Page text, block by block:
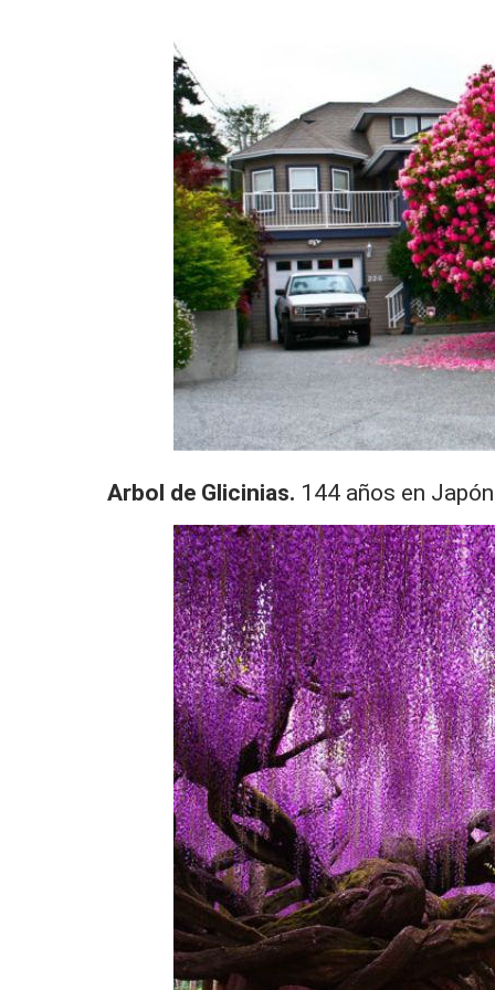
Arbol de Glicinias. 144 años en Japón